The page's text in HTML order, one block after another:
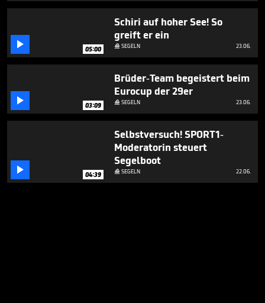
 05:00
Schiri auf hoher See! So
greift er ein
 SEGELN 23.06.
 03:09
Brüder-Team begeistert beim
Eurocup der 29er
 SEGELN 23.06.
 04:39
Selbstversuch! SPORT1-
Moderatorin steuert
Segelboot
 SEGELN 22.06.